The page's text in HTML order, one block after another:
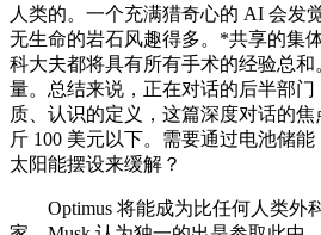
人类的。一个充满猎奇心的 AI 会发
无生命的岩石风趣得多。*共享的集
科大夫都将具有所有手术的经验总
量。总结来说，正在对话的后半部
质、认识的定义，这篇深度对话的
斤 100 美元以下。需要通过电池储
太阳能摆设来缓解？
Optimus 将能成为比任何人类外